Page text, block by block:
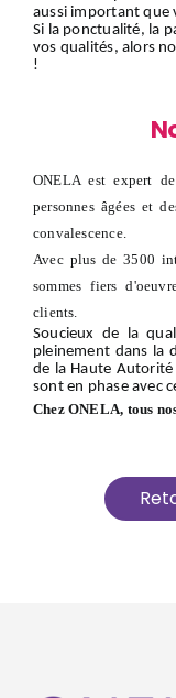
aussi important que
Si la ponctualité, la
vos qualités, alors
!
ONELA est expert
personnes âgées et
convalescence.
Avec plus de 3500
sommes fiers
clients.
Soucieux de la
pleinement dans la
de la Haute
sont en phase avec
Chez ONELA, tous